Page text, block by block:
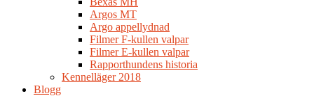
Argos MT
Argo appellydnad
Filmer F-kullen valpar
Filmer E-kullen valpar
Rapporthundens historia
Kennelläger 2018
Blogg